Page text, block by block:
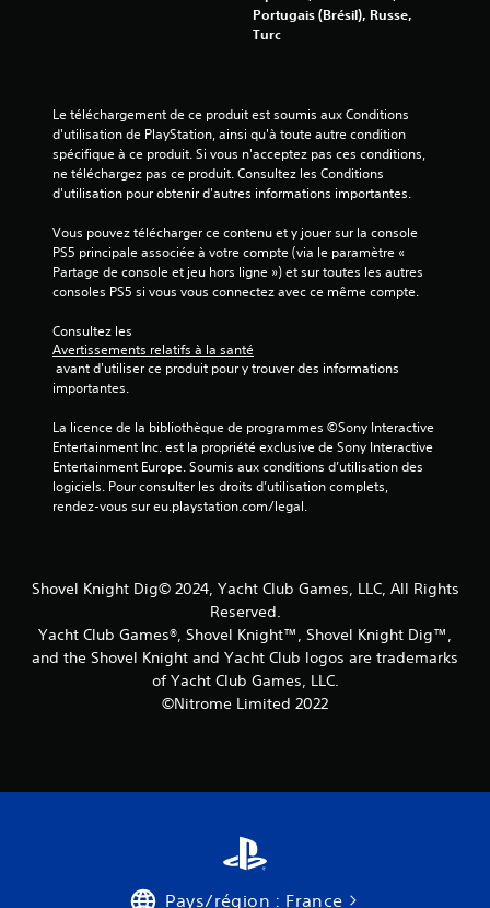
u
(
a
i
s
)
Portugais (Brésil), Russe,
Turc
Le téléchargement de ce produit est soumis aux Conditions
d'utilisation de PlayStation, ainsi qu'à toute autre condition
spécifique à ce produit. Si vous n'acceptez pas ces conditions,
ne téléchargez pas ce produit. Consultez les Conditions
d'utilisation pour obtenir d'autres informations importantes.
Vous pouvez télécharger ce contenu et y jouer sur la console
PS5 principale associée à votre compte (via le paramètre «
Partage de console et jeu hors ligne ») et sur toutes les autres
consoles PS5 si vous vous connectez avec ce même compte.
Consultez les
Avertissements relatifs à la santé
importantes.
La licence de la bibliothèque de programmes ©Sony Interactive
Entertainment Inc. est la propriété exclusive de Sony Interactive
Entertainment Europe. Soumis aux conditions d’utilisation des
logiciels. Pour consulter les droits d’utilisation complets,
rendez-vous sur eu.playstation.com/legal.
Shovel Knight Dig© 2024, Yacht Club Games, LLC, All Rights
Reserved.
Yacht Club Games®, Shovel Knight™, Shovel Knight Dig™,
and the Shovel Knight and Yacht Club logos are trademarks
of Yacht Club Games, LLC.
©Nitrome Limited 2022
Pays/région : France